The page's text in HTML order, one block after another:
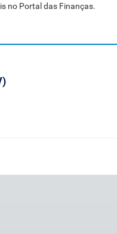
no Portal das Finanças.